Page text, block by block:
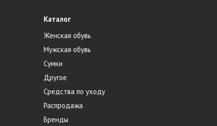
Каталог
Женская обувь
Мужская обувь
Сумки
Другое
Средства по уходу
Распродажа
Бренды